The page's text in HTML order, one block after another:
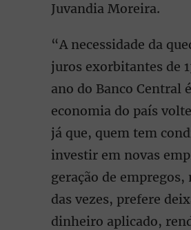
Juvandia Moreira.
“A necessidade da
juros exorbitantes de
ano do Banco Central
economia do país
já que, quem tem
investir em novas
geração de
das vezes, prefere
dinheiro aplicado,